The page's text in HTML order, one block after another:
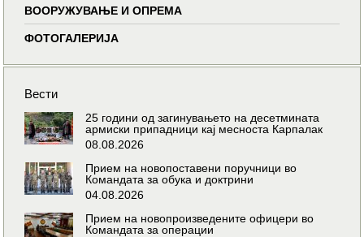
ВООРУЖУВАЊЕ И ОПРЕМА
ФОТОГАЛЕРИЈА
Вести
25 години од загинувањето на десетмината
армиски припадници кај месноста Карпалак
08.08.2026
Прием на новопоставени поручници во
Командата за обука и доктрини
04.08.2026
Прием на новопроизведените офицери во
Командата за операции